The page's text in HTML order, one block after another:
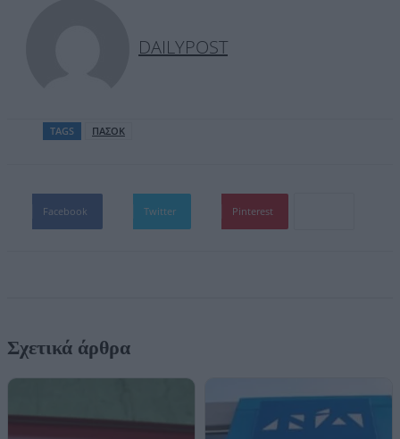
DAILYPOST
TAGS ΠΑΣΟΚ
Facebook Twitter Pinterest
Σχετικά άρθρα